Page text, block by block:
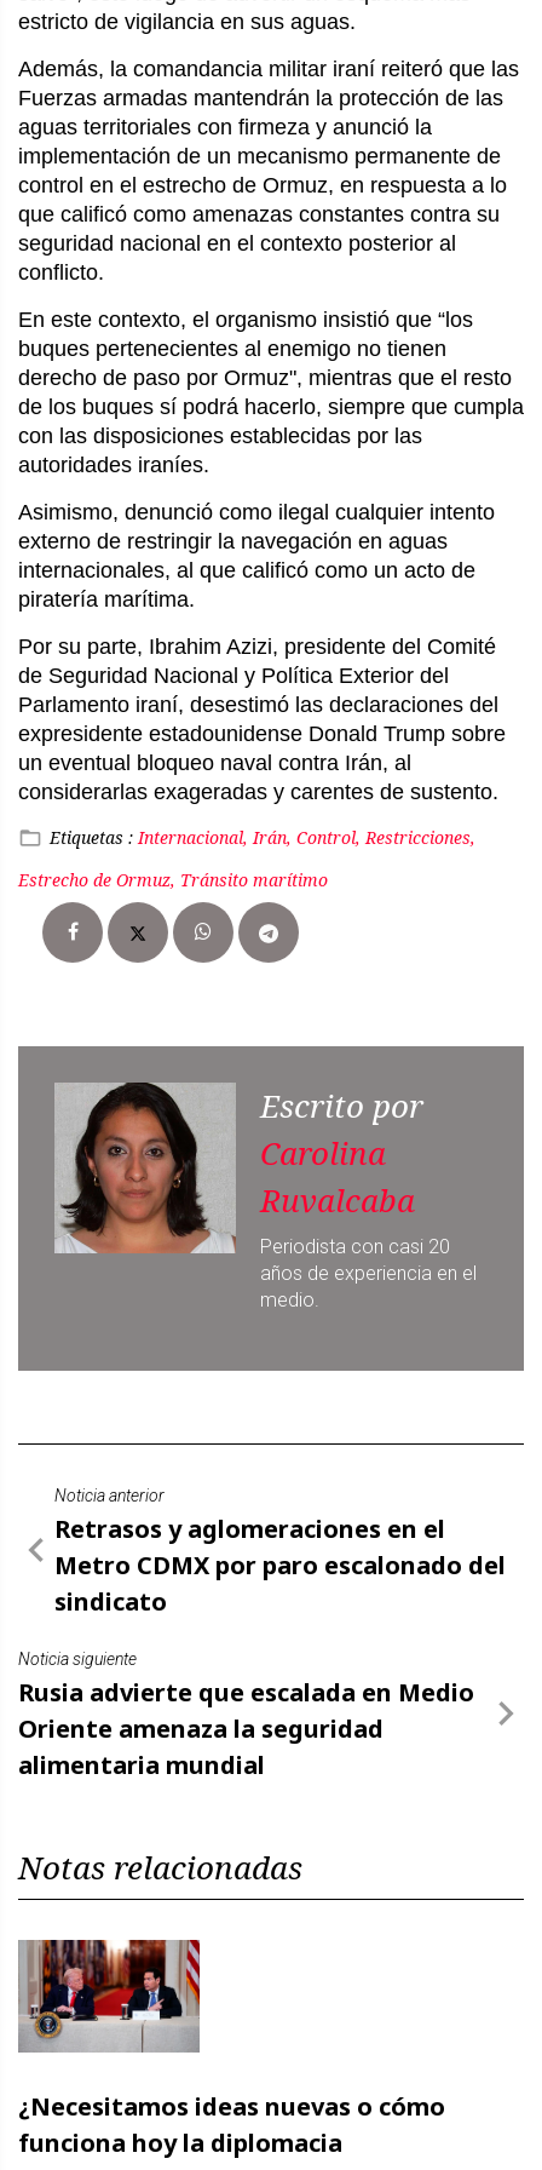
estricto de vigilancia en sus aguas.
Además, la comandancia militar iraní reiteró que las
Fuerzas armadas mantendrán la protección de las
aguas territoriales con firmeza y anunció la
implementación de un mecanismo permanente de
control en el estrecho de Ormuz, en respuesta a lo
que calificó como amenazas constantes contra su
seguridad nacional en el contexto posterior al
conflicto.
En este contexto, el organismo insistió que “los
buques pertenecientes al enemigo no tienen
derecho de paso por Ormuz", mientras que el resto
de los buques sí podrá hacerlo, siempre que cumpla
con las disposiciones establecidas por las
autoridades iraníes.
Asimismo, denunció como ilegal cualquier intento
externo de restringir la navegación en aguas
internacionales, al que calificó como un acto de
piratería marítima.
Por su parte, Ibrahim Azizi, presidente del Comité
de Seguridad Nacional y Política Exterior del
Parlamento iraní, desestimó las declaraciones del
expresidente estadounidense Donald Trump sobre
un eventual bloqueo naval contra Irán, al
considerarlas exageradas y carentes de sustento.
Etiquetas :Internacional, Irán, Control, Restricciones,
Estrecho de Ormuz, Tránsito marítimo
Escrito por
Carolina
Ruvalcaba
Periodista con casi 20
años de experiencia en el
medio.
Noticia anterior
Retrasos y aglomeraciones en el
Metro CDMX por paro escalonado del
sindicato
Noticia siguiente
Rusia advierte que escalada en Medio
Oriente amenaza la seguridad
alimentaria mundial
Notas relacionadas
¿Necesitamos ideas nuevas o cómo
funciona hoy la diplomacia